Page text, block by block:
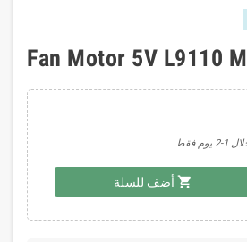
Fan Motor 5V L9110
فقط
shopping_cart أضف للسلة